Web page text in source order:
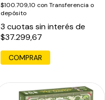
$100.709,10 con Transferencia o
depósito
3 cuotas sin interés de
$37.299,67
COMPRAR